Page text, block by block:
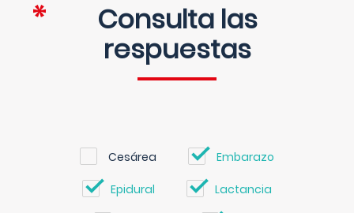
Consulta las
respuestas
Cesárea Embarazo
Epidural Lactancia